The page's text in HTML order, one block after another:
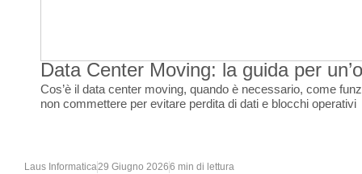
Data Center Moving: la guida per
Cos’è il data center moving, quando è necessario, come
non commettere per evitare perdita di dati e blocchi operativi
Laus Informatica29 Giugno 20266 min di lettura